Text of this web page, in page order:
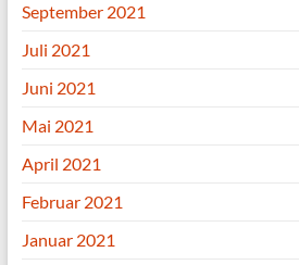
September 2021
Juli 2021
Juni 2021
Mai 2021
April 2021
Februar 2021
Januar 2021